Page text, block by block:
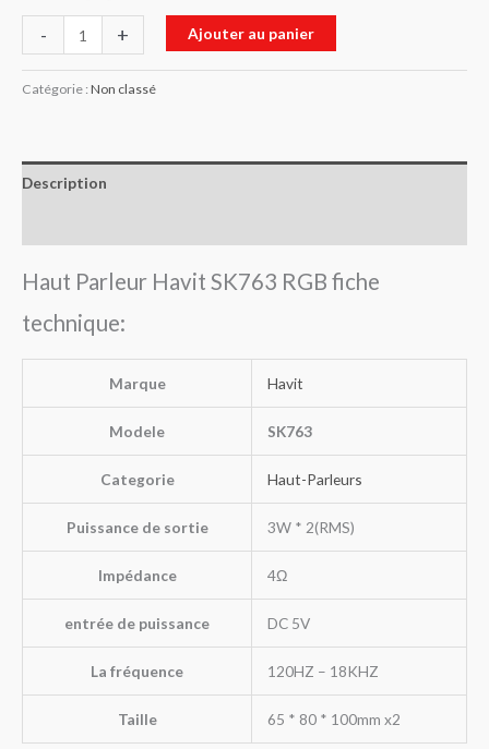
- + Ajouter au panier
Catégorie : Non classé
Description
Haut Parleur Havit SK763 RGB fiche
technique:
Marque Havit
Modele SK763
Categorie Haut-Parleurs
Puissance de sortie 3W * 2(RMS)
Impédance 4Ω
entrée de puissance DC 5V
La fréquence 120HZ – 18KHZ
Taille 65 * 80 * 100mm x2